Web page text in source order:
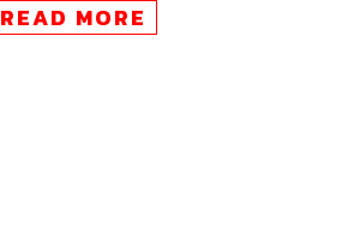
READ MORE